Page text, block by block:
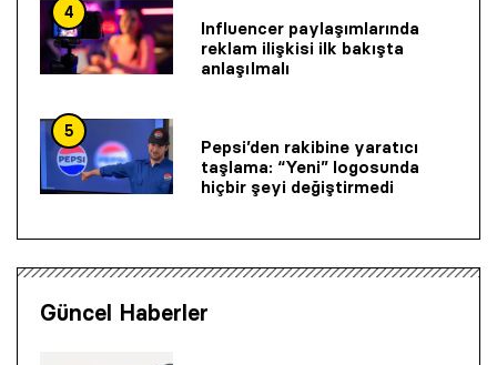
4
Influencer paylaşımlarında
reklam ilişkisi ilk bakışta
anlaşılmalı
5
Pepsi’den rakibine yaratıcı
taşlama: “Yeni” logosunda
hiçbir şeyi değiştirmedi
Güncel Haberler